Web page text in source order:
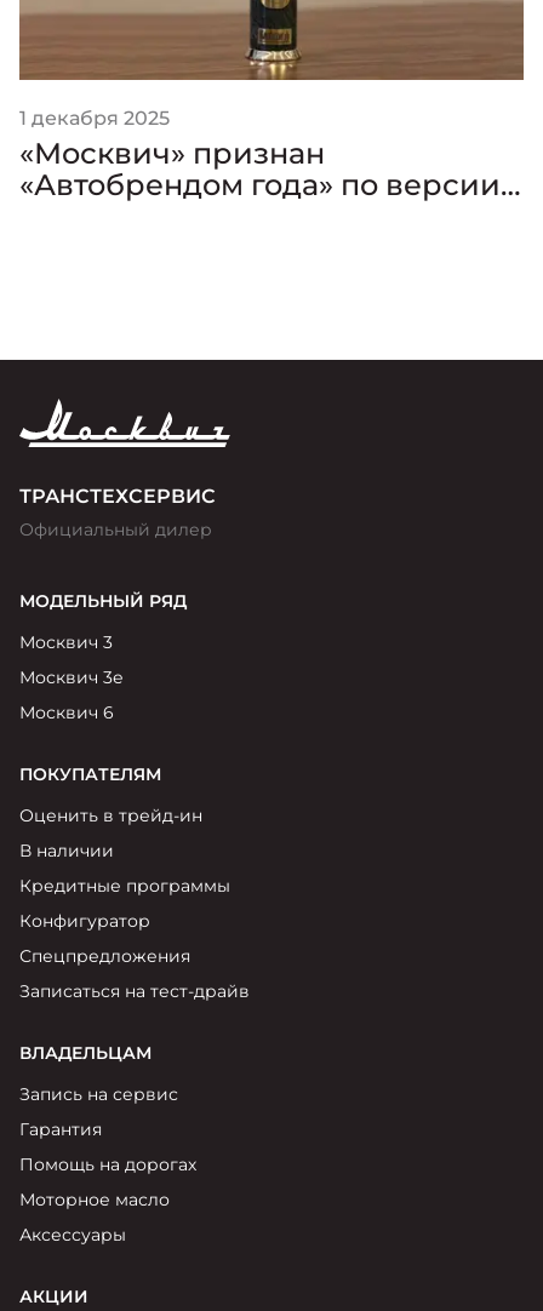
1 декабря 2025
«Москвич» признан
«Автобрендом года» по версии
ТРАНСТЕХСЕРВИС
Официальный дилер
МОДЕЛЬНЫЙ РЯД
Москвич 3
Москвич 3е
Москвич 6
ПОКУПАТЕЛЯМ
Оценить в трейд-ин
В наличии
Кредитные программы
Конфигуратор
Спецпредложения
Записаться на тест-драйв
ВЛАДЕЛЬЦАМ
Запись на сервис
Гарантия
Помощь на дорогах
Моторное масло
Аксессуары
АКЦИИ